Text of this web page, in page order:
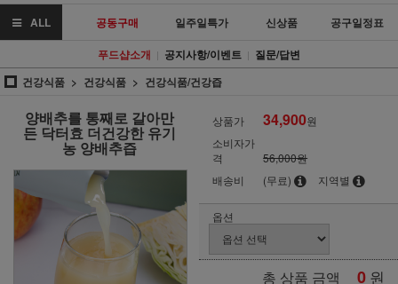
ALL 공동구매 일주일특가 신상품
공구일정표
푸드샵소개 | 공지사항/이벤트 | 질문/답변
건강식품
건강식품 건강식품/건강즙
양배추를 통째로 갈아만
든 닥터효 더건강한 유기
농 양배추즙
상품가 34,900원
소비자가
격
56,000원
배송비
(무료) 지역별
옵션
총 상품 금액 0 원